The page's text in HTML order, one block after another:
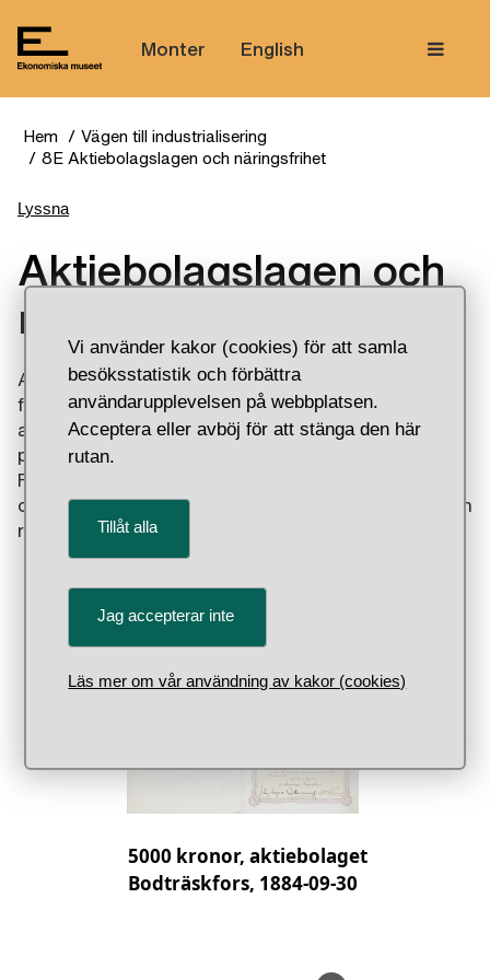
Vi använder kakor (cookies) för att samla
besöksstatistik och förbättra
användarupplevelsen på webbplatsen.
Acceptera eller avböj för att stänga den här
rutan.
Tillåt alla
Jag accepterar inte
Läs mer om vår användning av kakor (cookies)
Monter English Tema
Hem
Vägen till industrialisering
8E Aktiebolagslagen och näringsfrihet
Lyssna
Aktiebolagslagen och
näringsfrihet
Att bygga fabriker kostade mycket pengar. För att
få fler att investera infördes en ny lag år 1848 –
aktiebolagslagen. Den sa att ägarna inte var
personligt ansvariga för ett aktiebolags förluster.
Från år 1864 fick dessutom vem som helst starta
och driva företag. Tidigare hade bara vissa haft den
rätten.
5000 kronor, aktiebolaget
Bodträskfors, 1884-09-30